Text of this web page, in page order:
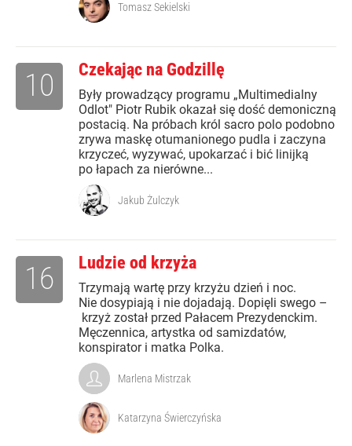
Tomasz Sekielski
Czekając na Godzillę
Były prowadzący programu „Multimedialny
Odlot" Piotr Rubik okazał się dość demoniczną
postacią. Na próbach król sacro polo podobno
zrywa maskę otumanionego pudla i zaczyna
krzyczeć, wyzywać, upokarzać i bić linijką
po łapach za nierówne...
10
Jakub Żulczyk
Ludzie od krzyża
Trzymają wartę przy krzyżu dzień i noc.
Nie dosypiają i nie dojadają. Dopięli swego –
krzyż został przed Pałacem Prezydenckim.
Męczennica, artystka od samizdatów,
konspirator i matka Polka.
16
Marlena Mistrzak
Katarzyna Świerczyńska